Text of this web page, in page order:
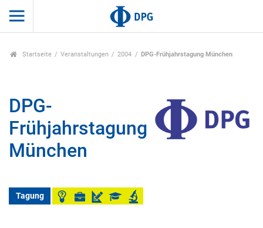
Startseite Veranstaltungen 2004 DPG-Frühjahrstagung München
DPG-
Frühjahrstagung
München
Tagung